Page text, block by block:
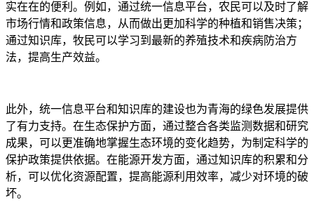
实在在的便利。例如，通过统一信息平台，农民可以及时了解
市场行情和政策信息，从而做出更加科学的种植和销售决策；
通过知识库，牧民可以学习到最新的养殖技术和疾病防治方
法，提高生产效益。
此外，统一信息平台和知识库的建设也为青海的绿色发展提供
了有力支持。在生态保护方面，通过整合各类监测数据和研究
成果，可以更准确地掌握生态环境的变化趋势，为制定科学的
保护政策提供依据。在能源开发方面，通过知识库的积累和分
析，可以优化资源配置，提高能源利用效率，减少对环境的破
坏。